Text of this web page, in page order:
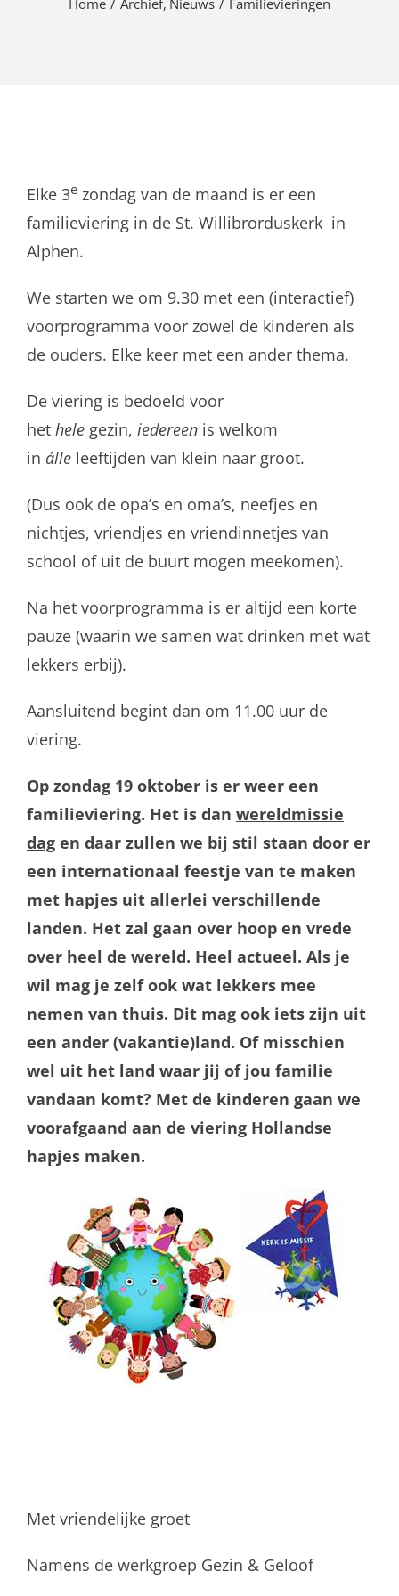
Home Archief Nieuws Familievieringen
Elke 3ezondag van de maand is er een
familieviering in de St. Willibrorduskerk in
Alphen.
We starten we om 9.30 met een (interactief)
voorprogramma voor zowel de kinderen als
de ouders. Elke keer met een ander thema.
De viering is bedoeld voor
het helegezin, iedereenis welkom
in álleleeftijden van klein naar groot.
(Dus ook de opa’s en oma’s, neefjes en
nichtjes, vriendjes en vriendinnetjes van
school of uit de buurt mogen meekomen).
Na het voorprogramma is er altijd een korte
pauze (waarin we samen wat drinken met wat
lekkers erbij).
Aansluitend begint dan om 11.00 uur de
viering.
Op zondag 19 oktober is er weer een
familieviering. Het is dan wereldmissie
dagen daar zullen we bij stil staan door er
een internationaal feestje van te maken
met hapjes uit allerlei verschillende
landen. Het zal gaan over hoop en vrede
over heel de wereld. Heel actueel. Als je
wil mag je zelf ook wat lekkers mee
nemen van thuis. Dit mag ook iets zijn uit
een ander (vakantie)land. Of misschien
wel uit het land waar jij of jou familie
vandaan komt? Met de kinderen gaan we
voorafgaand aan de viering Hollandse
hapjes maken.
Met vriendelijke groet
Namens de werkgroep Gezin & Geloof